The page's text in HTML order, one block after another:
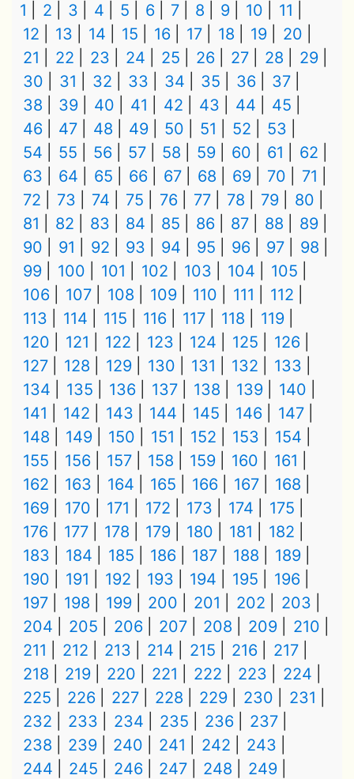
1 2 3 4 5 6 7 8 9 10
11
12
13 14 15 16 17 18 19
20
21
22 23 24 25 26 27 28
29
30
31 32 33 34 35 36
37
38
39 40 41 42 43 44
45
46
47 48 49 50 51 52
53
54
55 56 57 58 59 60 61
62
63
64 65 66 67 68 69 70
71
72
73 74 75 76 77 78 79
80
81
82 83 84 85 86 87 88
89
90
91 92 93 94 95 96 97
98
99
100 101 102 103 104
105
106
107 108 109 110 111
112
113
114 115 116 117 118
119
120
121 122 123 124 125
126
127
128 129 130 131 132
133
134
135 136 137 138 139
140
141
142 143 144 145 146
147
148
149 150 151 152 153
154
155
156 157 158 159 160
161
162
163 164 165 166 167
168
169
170 171 172 173 174
175
176
177 178 179 180 181
182
183
184 185 186 187 188
189
190
191 192 193 194 195
196
197
198 199 200 201 202
203
204
205 206 207 208 209
210
211
212 213 214 215 216
217
218
219 220 221 222 223
224
225
226 227 228 229 230
231
232
233 234 235 236
237
238
239 240 241 242
243
244
245 246 247 248
249